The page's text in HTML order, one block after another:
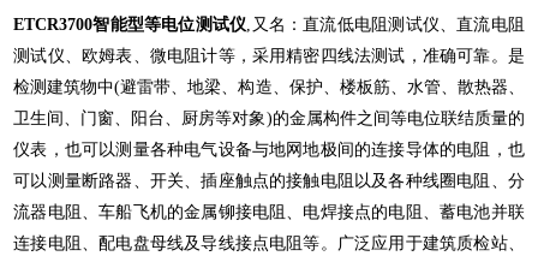
ETCR3700智能型等电位测试仪,又名：直流低电阻测试仪、直流电阻
测试仪、欧姆表、微电阻计等，采用精密四线法测试，准确可靠。是
检测建筑物中(避雷带、地梁、构造、保护、楼板筋、水管、散热器、
卫生间、门窗、阳台、厨房等对象)的金属构件之间等电位联结质量的
仪表，也可以测量各种电气设备与地网地极间的连接导体的电阻，也
可以测量断路器、开关、插座触点的接触电阻以及各种线圈电阻、分
流器电阻、车船飞机的金属铆接电阻、电焊接点的电阻、蓄电池并联
连接电阻、配电盘母线及导线接点电阻等。广泛应用于建筑质检站、